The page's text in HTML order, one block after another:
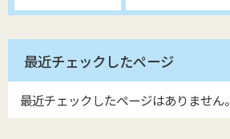
最近チェックしたページ
最近チェックしたページはありません。